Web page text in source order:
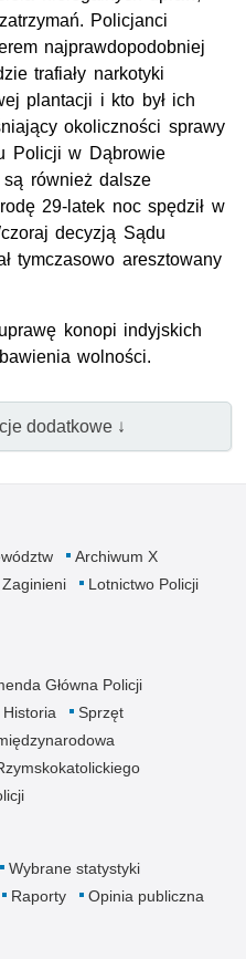
Policjanci
najprawdopodobniej
trafiały narkotyki
plantacji i kto był ich
okoliczności sprawy
Policji w Dąbrowie
są również dalsze
29-latek noc spędził w
decyzją Sądu
tymczasowo aresztowany
konopi indyjskich
wolności.
dodatkowe ↓
Archiwum X
Zaginieni
Lotnictwo Policji
Główna Policji
Historia
Sprzęt
Wybrane statystyki
Raporty Opinia publiczna